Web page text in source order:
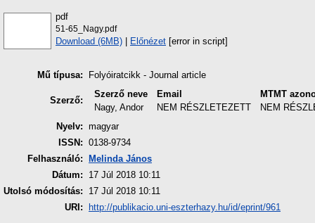
pdf
51-65_Nagy.pdf
Download (6MB) | Előnézet [error in script]
Mű típusa: Folyóiratcikk - Journal article
Szerző:
Szerző neve Email
MTMT
Nagy, Andor
NEM RÉSZLETEZETT
NEM
Nyelv: magyar
ISSN: 0138-9734
Felhasználó:
Melinda János
Dátum:
17 Júl 2018 10:11
Utolsó módosítás:
17 Júl 2018 10:11
URI:
http://publikacio.uni-eszterhazy.hu/id/eprint/961